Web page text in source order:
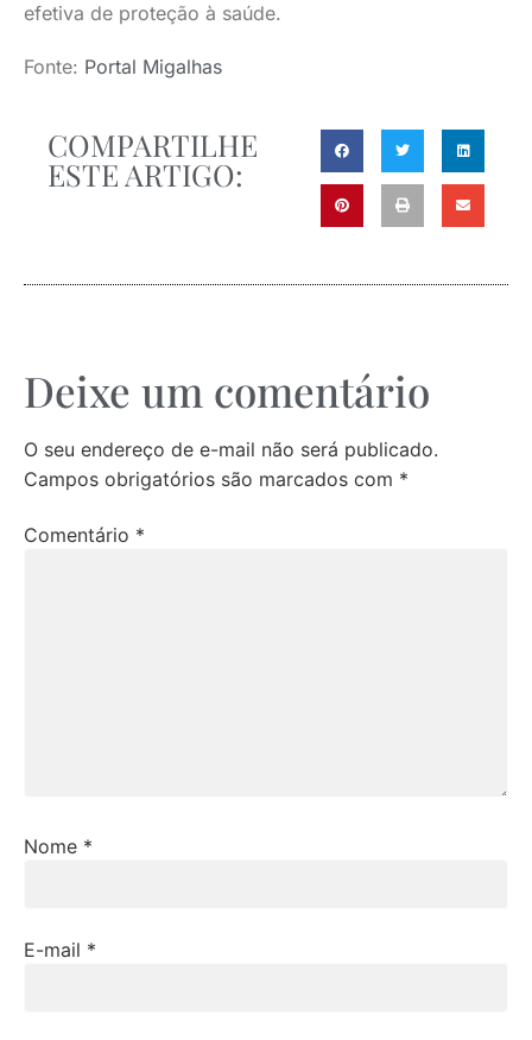
efetiva de proteção à saúde.
Fonte: Portal Migalhas
COMPARTILHE
ESTE ARTIGO:
Deixe um comentário
O seu endereço de e-mail não será publicado.
Campos obrigatórios são marcados com *
Comentário *
Nome *
E-mail *